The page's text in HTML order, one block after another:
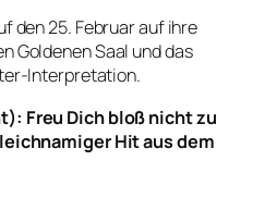
den 25. Februar auf ihre
Goldenen Saal und das
Interpretation.
Freu Dich bloßnicht zu
Hit aus dem